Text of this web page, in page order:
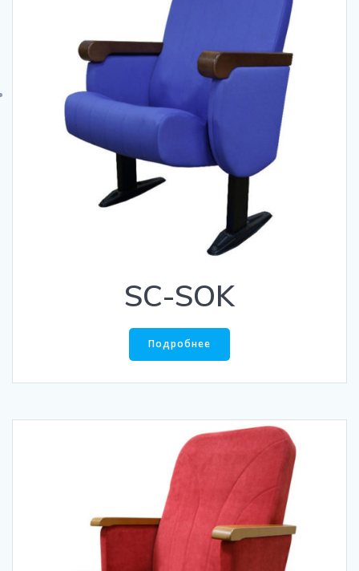
SC-SOK
Подробнее